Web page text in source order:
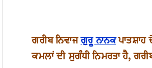
ਗਰੀਬ ਨਿਵਾਜਗੁਰੂ ਨਾਨਕਪਾਤਸ਼ਾਹ
ਕਮਲਾਂ ਦੀ ਸੁਗੰਧੀ ਨਿਮਰਤਾ ਹੈ,